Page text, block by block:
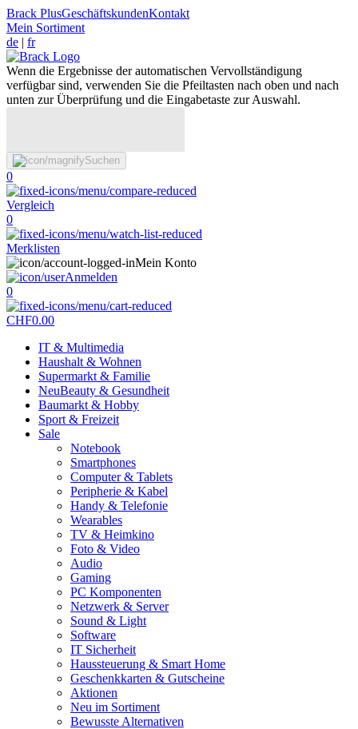
Brack PlusGeschäftskundenKontakt
Mein Sortiment
de | fr
Wenn die Ergebnisse der automatischen Vervollständigung
verfügbar sind, verwenden Sie die Pfeiltasten nach oben und nach
unten zur Überprüfung und die Eingabetaste zur Auswahl.
Suchen
0
Vergleich
0
Merklisten
Mein Konto
Anmelden
0
CHF0.00
IT & Multimedia
Haushalt & Wohnen
Supermarkt & Familie
NeuBeauty & Gesundheit
Baumarkt & Hobby
Sport & Freizeit
Sale
Notebook
Smartphones
Computer & Tablets
Peripherie & Kabel
Handy & Telefonie
Wearables
TV & Heimkino
Foto & Video
Audio
Gaming
PC Komponenten
Netzwerk & Server
Sound & Light
Software
IT Sicherheit
Haussteuerung & Smart Home
Geschenkkarten & Gutscheine
Aktionen
Neu im Sortiment
Bewusste Alternativen